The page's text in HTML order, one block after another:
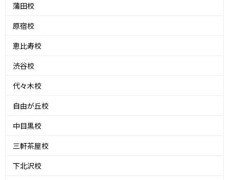
蒲田校
原宿校
恵比寿校
渋谷校
代々木校
自由が丘校
中目黒校
三軒茶屋校
下北沢校